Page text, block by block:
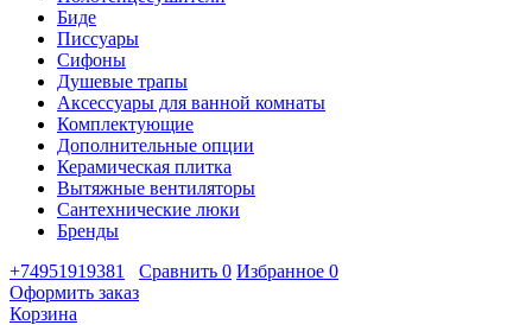
Биде
Писсуары
Сифоны
Душевые трапы
Аксессуары для ванной комнаты
Комплектующие
Дополнительные опции
Керамическая плитка
Вытяжные вентиляторы
Сантехнические люки
Бренды
+74951919381
Сравнить 0 Избранное 0
Оформить заказ
Корзина